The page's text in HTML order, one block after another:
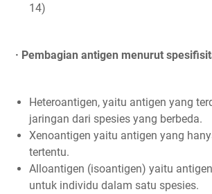
14)
· Pembagian antigen menurut
Heteroantigen, yaitu antigen yang
jaringan dari spesies yang berbeda.
Xenoantigen yaitu antigen yang
tertentu.
Alloantigen (isoantigen) yaitu
untuk individu dalam satu spesies.